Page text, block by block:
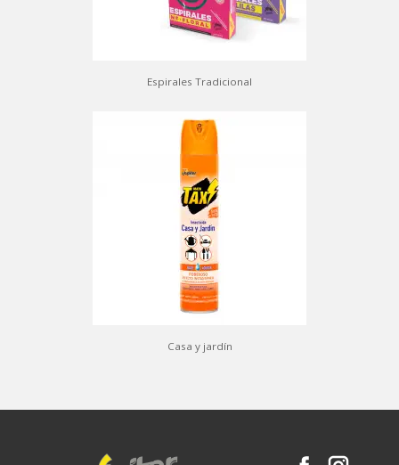
Espirales Tradicional
Casa y jardín